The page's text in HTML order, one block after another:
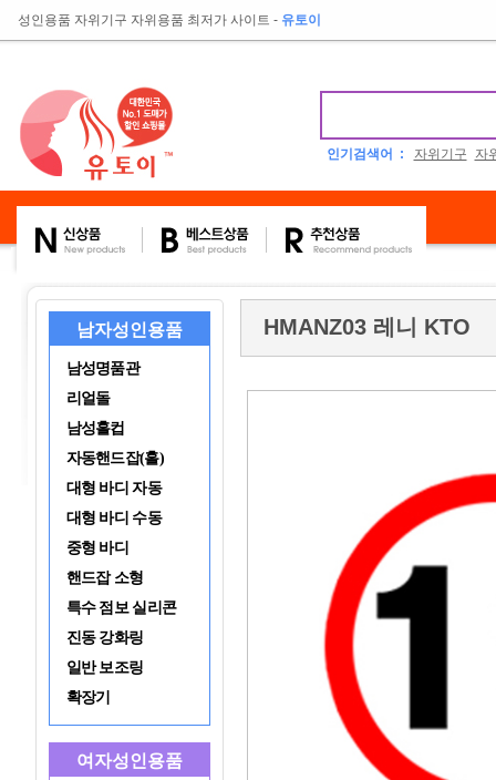
성인용품 자위기구 자위용품 최저가 사이트 - 유토이
인기검색어 : 자위기구 자
남자성인용품
남성명품관
리얼돌
남성홀컵
자동핸드잡(홀)
대형 바디 자동
대형 바디 수동
중형 바디
핸드잡 소형
특수 점보 실리콘
진동 강화링
일반 보조링
확장기
여자성인용품
HMANZ03 레니 KTO